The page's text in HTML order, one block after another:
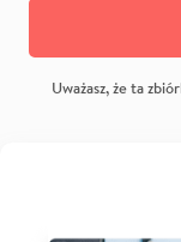
Uważasz, że ta